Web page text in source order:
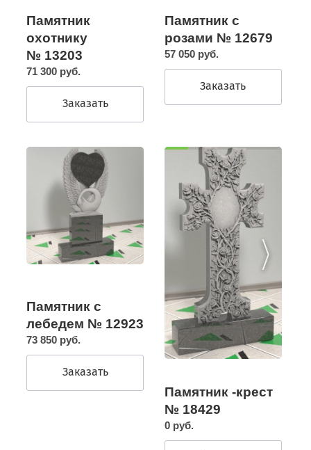
Памятник
охотнику
№ 13203
71 300 руб.
Заказать
Памятник с
розами № 12679
57 050 руб.
Заказать
Памятник с
лебедем № 12923
73 850 руб.
Заказать
Памятник -крест
№ 18429
0 руб.